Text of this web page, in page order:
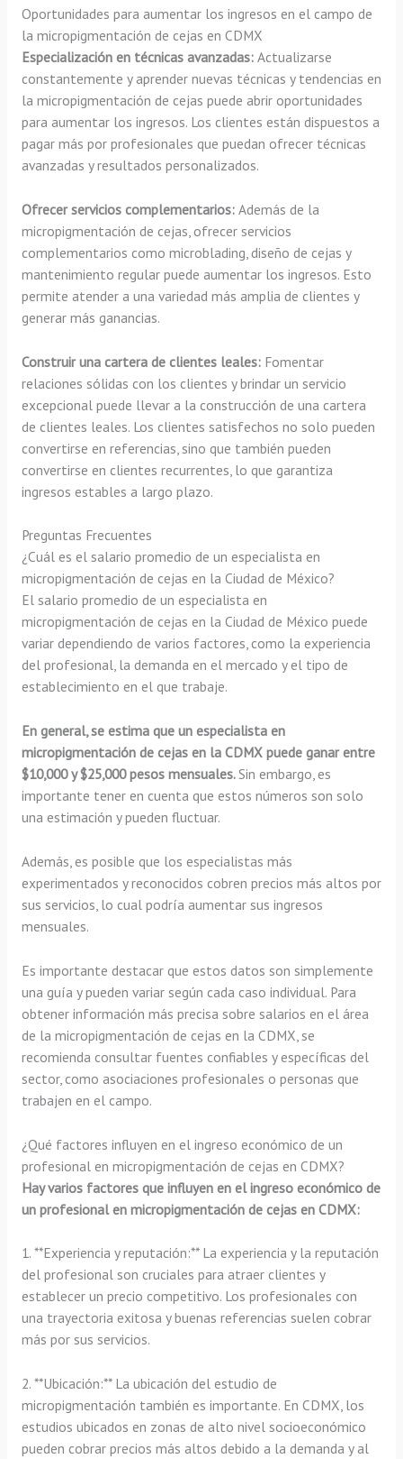
Oportunidades para aumentar los ingresos en el campo de
la micropigmentación de cejas en CDMX
Especialización en técnicas avanzadas:Actualizarse
constantemente y aprender nuevas técnicas y tendencias en
la micropigmentación de cejas puede abrir oportunidades
para aumentar los ingresos. Los clientes están dispuestos a
pagar más por profesionales que puedan ofrecer técnicas
avanzadas y resultados personalizados.
Ofrecer servicios complementarios:Además de la
micropigmentación de cejas, ofrecer servicios
complementarios como microblading, diseño de cejas y
mantenimiento regular puede aumentar los ingresos. Esto
permite atender a una variedad más amplia de clientes y
generar más ganancias.
Construir una cartera de clientes leales:Fomentar
relaciones sólidas con los clientes y brindar un servicio
excepcional puede llevar a la construcción de una cartera
de clientes leales. Los clientes satisfechos no solo pueden
convertirse en referencias, sino que también pueden
convertirse en clientes recurrentes, lo que garantiza
ingresos estables a largo plazo.
Preguntas Frecuentes
¿Cuál es el salario promedio de un especialista en
micropigmentación de cejas en la Ciudad de México?
El salario promedio de un especialista en
micropigmentación de cejas en la Ciudad de México puede
variar dependiendo de varios factores, como la experiencia
del profesional, la demanda en el mercado y el tipo de
establecimiento en el que trabaje.
En general, se estima que un especialista en
micropigmentación de cejas en la CDMX puede ganar entre
$10,000 y $25,000 pesos mensuales.Sin embargo, es
importante tener en cuenta que estos números son solo
una estimación y pueden fluctuar.
Además, es posible que los especialistas más
experimentados y reconocidos cobren precios más altos por
sus servicios, lo cual podría aumentar sus ingresos
mensuales.
Es importante destacar que estos datos son simplemente
una guía y pueden variar según cada caso individual. Para
obtener información más precisa sobre salarios en el área
de la micropigmentación de cejas en la CDMX, se
recomienda consultar fuentes confiables y específicas del
sector, como asociaciones profesionales o personas que
trabajen en el campo.
¿Qué factores influyen en el ingreso económico de un
profesional en micropigmentación de cejas en CDMX?
Hay varios factores que influyen en el ingreso económico de
un profesional en micropigmentación de cejas en CDMX:
1. **Experiencia y reputación:** La experiencia y la reputación
del profesional son cruciales para atraer clientes y
establecer un precio competitivo. Los profesionales con
una trayectoria exitosa y buenas referencias suelen cobrar
más por sus servicios.
2. **Ubicación:** La ubicación del estudio de
micropigmentación también es importante. En CDMX, los
estudios ubicados en zonas de alto nivel socioeconómico
pueden cobrar precios más altos debido a la demanda y al